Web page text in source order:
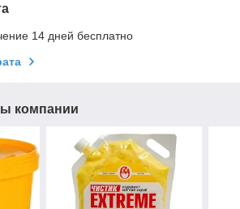
14 дней бесплатно
компании